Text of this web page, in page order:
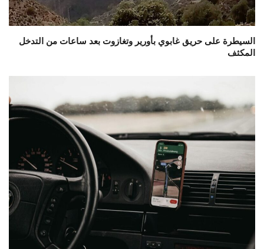
السيطرة على حريق غابوي بأورير وتغازوت بعد ساعات من التدخل
المكثف